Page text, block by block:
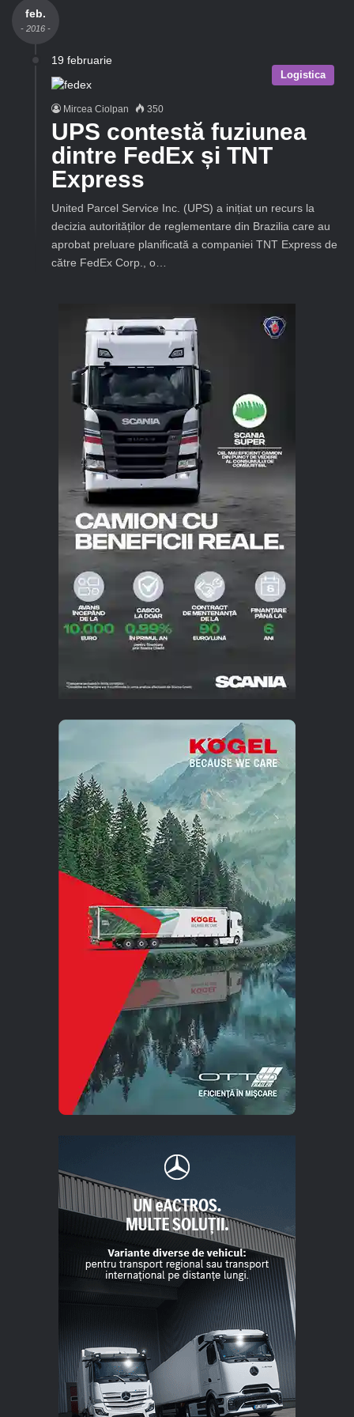
feb.
- 2016 -
19 februarie
Logistica
Mircea Ciolpan 350
UPS contestă fuziunea
dintre FedEx și TNT
Express
United Parcel Service Inc. (UPS) a inițiat un recurs la
decizia autorităților de reglementare din Brazilia care au
aprobat preluare planificată a companiei TNT Express de
către FedEx Corp., o…